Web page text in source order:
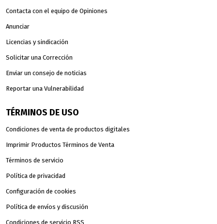
Contacta con el equipo de Opiniones
Anunciar
Licencias y sindicación
Solicitar una Corrección
Enviar un consejo de noticias
Reportar una Vulnerabilidad
TÉRMINOS DE USO
Condiciones de venta de productos digitales
Imprimir Productos Términos de Venta
Términos de servicio
Política de privacidad
Configuración de cookies
Política de envíos y discusión
Condiciones de servicio RSS